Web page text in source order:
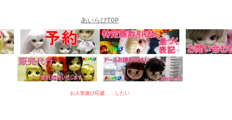
あいらぴTOP
お人形遊び応援．．したい